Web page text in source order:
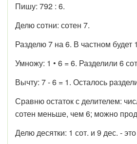
Пишу: 792 : 6.
Делю сотни: сотен 7.
Разделю 7 на 6. В частном будет
Умножу: 1 • 6 = 6. Разделили 6
Вычту: 7 - 6 = 1. Осталось
Сравню остаток с делителем:
сотен меньше, чем 6; можно
Делю десятки: 1 сот. и 9 дес. -